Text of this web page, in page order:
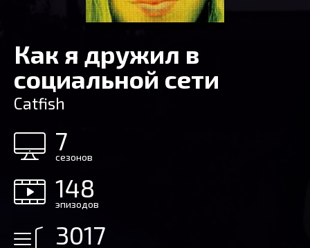
Как я дружил в
социальной сети
Catfish
7
сезонов
148
эпизодов
3017